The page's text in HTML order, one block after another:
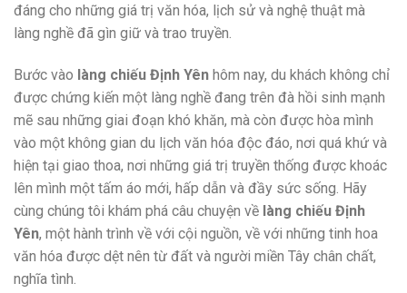
đáng cho những giá trị văn hóa, lịch sử và nghệ thuật mà
làng nghề đã gìn giữ và trao truyền.
Bước vào làng chiếu Định Yên hôm nay, du khách không chỉ
được chứng kiến một làng nghề đang trên đà hồi sinh mạnh
mẽ sau những giai đoạn khó khăn, mà còn được hòa mình
vào một không gian du lịch văn hóa độc đáo, nơi quá khứ và
hiện tại giao thoa, nơi những giá trị truyền thống được khoác
lên mình một tấm áo mới, hấp dẫn và đầy sức sống. Hãy
cùng chúng tôi khám phá câu chuyện về làng chiếu Định
Yên, một hành trình về với cội nguồn, về với những tinh hoa
văn hóa được dệt nên từ đất và người miền Tây chân chất,
nghĩa tình.